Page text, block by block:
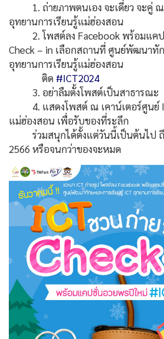
1. ถ่ายภาพตนเอง จะเดี่ยว จะคู่ ณ
อุทยานการเรียนรู้แม่ฮ่องสอน
2. โพสต์ลง Facebook พร้อมแคป
Check – in เลือกสถานที่ ศูนย์พัฒนาทั
อุทยานการเรียนรู้แม่ฮ่องสอน
ติด #ICT2024
3. อย่าลืมตั้งโพสต์เป็นสาธารณะ
4. แสดงโพสต์ ณ เคาน์เตอร์ศูนย์
แม่ฮ่องสอน เพื่อรับของที่ระลึก
ร่วมสนุกได้ตั้งแต่วันนี้เป็นต้นไป ถึ
2566 หรือจนกว่าของจะหมด